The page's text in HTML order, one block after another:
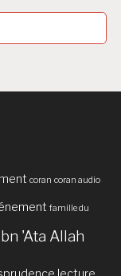
coran coran audio
famille du
'Ata Allah